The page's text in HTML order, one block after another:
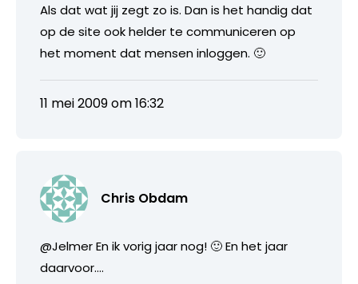
Als dat wat jij zegt zo is. Dan is het handig dat
op de site ook helder te communiceren op
het moment dat mensen inloggen. 🙂
11 mei 2009 om 16:32
Chris Obdam
@Jelmer En ik vorig jaar nog! 🙂 En het jaar
daarvoor….